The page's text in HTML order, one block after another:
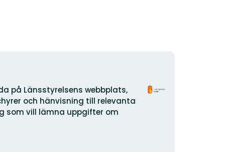
på Länsstyrelsens webbplats,
och hänvisning till relevanta
som vill lämna uppgifter om
Organization